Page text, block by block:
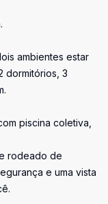
ambientes estar
dormitórios, 3
piscina coletiva,
rodeado de
e uma vista